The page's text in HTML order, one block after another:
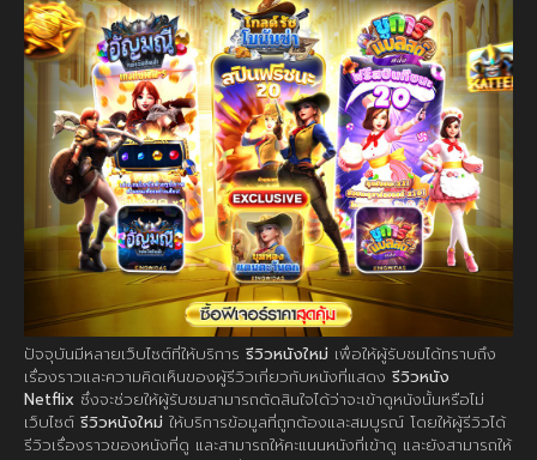
ปัจจุบันมีหลายเว็บไซต์ที่ให้บริการ รีวิวหนังใหม่ เพื่อให้ผู้รับชมได้ทราบถึง
เรื่องราวและความคิดเห็นของผู้รีวิวเกี่ยวกับหนังที่แสดง รีวิวหนัง
Netflix ซึ่งจะช่วยให้ผู้รับชมสามารถตัดสินใจได้ว่าจะเข้าดูหนังนั้นหรือไม่
เว็บไซต์ รีวิวหนังใหม่ ให้บริการข้อมูลที่ถูกต้องและสมบูรณ์ โดยให้ผู้รีวิวได้
รีวิวเรื่องราวของหนังที่ดู และสามารถให้คะแนนหนังที่เข้าดู และยังสามารถให้